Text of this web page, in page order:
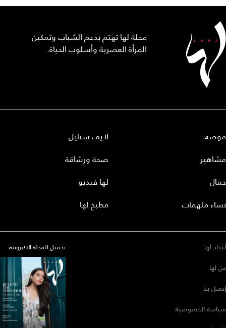
مجلة لها تهتم بدعم الشباب وتمكين
المرأة العصرية وأسلوب الحياة.
موضة
مشاهير
جمال
نساء ملهمات
لايف ستايل
صحة ورشاقة
لها فيديو
مطبخ لها
أعداد لها
عن لها
إتصل بنا
سياسة الخصوصية
تحميل المجلة الاكترونية